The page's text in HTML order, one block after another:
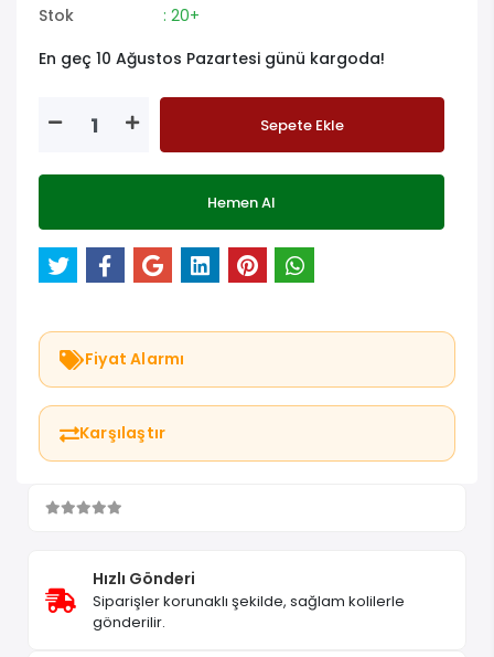
Stok
: 20+
En geç 10 Ağustos Pazartesi günü kargoda!
Sepete Ekle
Hemen Al
Fiyat Alarmı
Karşılaştır
Hızlı Gönderi
Siparişler korunaklı şekilde, sağlam kolilerle
gönderilir.